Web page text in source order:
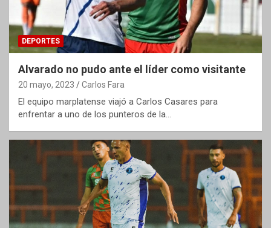
DEPORTES
Alvarado no pudo ante el líder como visitante
20 mayo, 2023 Carlos Fara
El equipo marplatense viajó a Carlos Casares para
enfrentar a uno de los punteros de la…